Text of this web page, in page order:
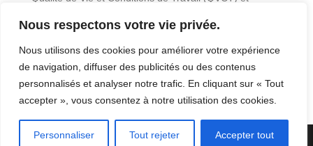
Nous respectons votre vie privée.
Nous utilisons des cookies pour améliorer votre expérience
de navigation, diffuser des publicités ou des contenus
personnalisés et analyser notre trafic. En cliquant sur « Tout
accepter », vous consentez à notre utilisation des cookies.
Personnaliser Tout rejeter Accepter tout
Commentaires récents
Aucun commentaire à afficher.